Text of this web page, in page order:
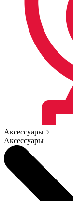
Аксессуары
Аксессуары